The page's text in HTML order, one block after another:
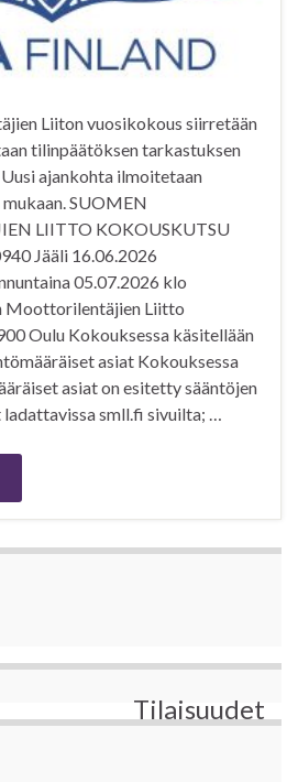
Liiton vuosikokous siirretään
tilinpäätöksen tarkastuksen
ajankohta ilmoitetaan
SUOMEN
LIITTO KOKOUSKUTSU
Jääli 16.06.2026
05.07.2026 klo
Moottorilentäjien Liitto
Oulu Kokouksessa käsitellään
asiat Kokouksessa
asiat on esitetty sääntöjen
smll.fi sivuilta; …
Tilaisuudet